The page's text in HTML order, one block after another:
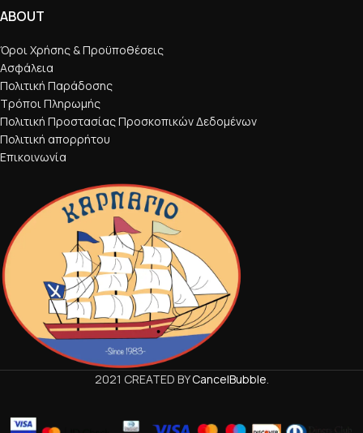
ABOUT
Όροι Χρήσης & Προϋποθέσεις
Ασφάλεια
Πολιτική Παράδοσης
Τρόποι Πληρωμής
Πολιτική Προστασίας Προσκοπικών Δεδομένων
Πολιτική απορρήτου
Επικοινωνία
2021 CREATED BYCancelBubble.